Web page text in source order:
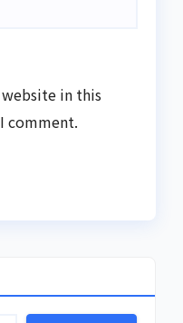
website in this
comment.